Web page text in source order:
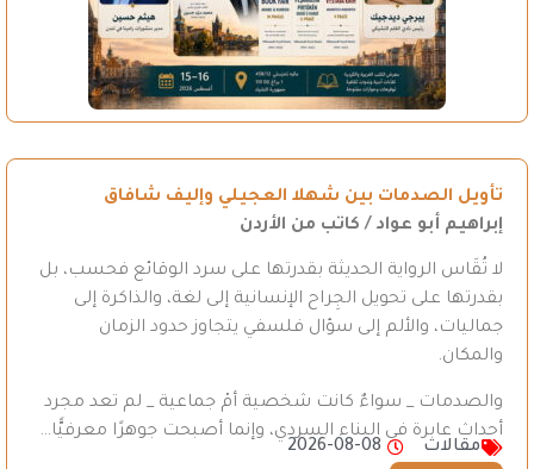
تأويل الصدمات بين شهلا العجيلي وإليف شافاق
إبراهيم أبو عواد / كاتب من الأردن
لا تُقَاس الرواية الحديثة بقدرتها على سرد الوقائع فحسب، بل
بقدرتها على تحويل الجِراح الإنسانية إلى لغة، والذاكرة إلى
جماليات، والألم إلى سؤال فلسفي يتجاوز حدود الزمان
والمكان.
والصدمات _ سواءٌ كانت شخصية أمْ جماعية _ لم تعد مجرد
أحداث عابرة في البناء السردي، وإنما أصبحت جوهرًا معرفيًّا…
مقالات
2026-08-08